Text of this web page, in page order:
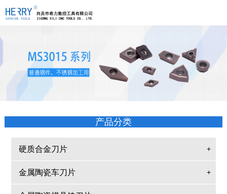
产品分类
硬质合金刀片 +
金属陶瓷车刀片 +